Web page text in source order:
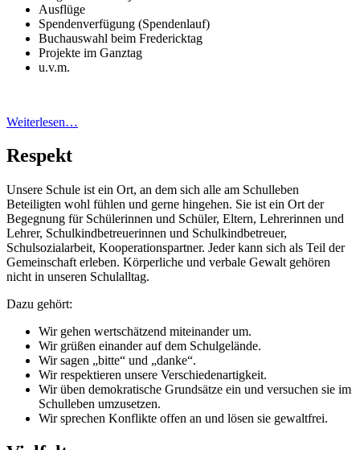
Ausflüge
Spendenverfügung (Spendenlauf)
Buchauswahl beim Fredericktag
Projekte im Ganztag
u.v.m.
Weiterlesen…
Respekt
Unsere Schule ist ein Ort, an dem sich alle am Schulleben
Beteiligten wohl fühlen und gerne hingehen. Sie ist ein Ort der
Begegnung für Schülerinnen und Schüler, Eltern, Lehrerinnen und
Lehrer, Schulkindbetreuerinnen und Schulkindbetreuer,
Schulsozialarbeit, Kooperationspartner. Jeder kann sich als Teil der
Gemeinschaft erleben. Körperliche und verbale Gewalt gehören
nicht in unseren Schulalltag.
Dazu gehört:
Wir gehen wertschätzend miteinander um.
Wir grüßen einander auf dem Schulgelände.
Wir sagen „bitte“ und „danke“.
Wir respektieren unsere Verschiedenartigkeit.
Wir üben demokratische Grundsätze ein und versuchen sie im
Schulleben umzusetzen.
Wir sprechen Konflikte offen an und lösen sie gewaltfrei.